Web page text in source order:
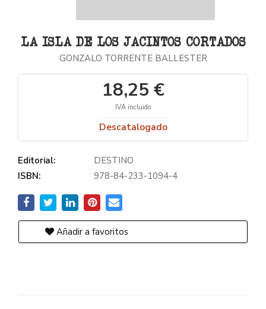
LA ISLA DE LOS JACINTOS CORTADOS
GONZALO TORRENTE BALLESTER
18,25 €
IVA incluido
Descatalogado
Editorial:
DESTINO
ISBN:
978-84-233-1094-4
Añadir a favoritos